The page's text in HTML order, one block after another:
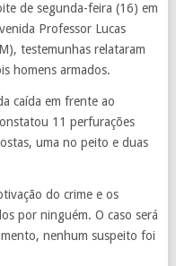
de segunda-feira (16) em
Professor Lucas
testemunhas relataram
homens armados.
caída em frente ao
11 perfurações
uma no peito e duas
do crime e os
por ninguém. O caso será
nenhum suspeito foi